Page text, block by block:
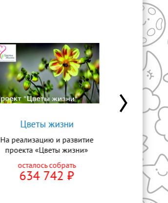
Цветы жизни
На реализацию и развитие
проекта «Цветы жизни»
осталось собрать
634 742 ⃏
На